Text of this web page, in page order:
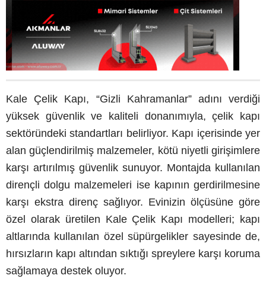
Kale Çelik Kapı, “Gizli Kahramanlar” adını verdiği
yüksek güvenlik ve kaliteli donanımıyla, çelik kapı
sektöründeki standartları belirliyor. Kapı içerisinde yer
alan güçlendirilmiş malzemeler, kötü niyetli girişimlere
karşı artırılmış güvenlik sunuyor. Montajda kullanılan
dirençli dolgu malzemeleri ise kapının gerdirilmesine
karşı ekstra direnç sağlıyor. Evinizin ölçüsüne göre
özel olarak üretilen Kale Çelik Kapı modelleri; kapı
altlarında kullanılan özel süpürgelikler sayesinde de,
hırsızların kapı altından sıktığı spreylere karşı koruma
sağlamaya destek oluyor.